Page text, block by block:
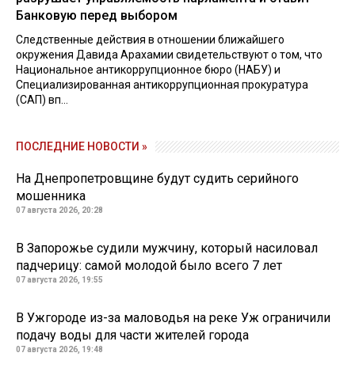
Банковую перед выбором
Следственные действия в отношении ближайшего
окружения Давида Арахамии свидетельствуют о том, что
Национальное антикоррупционное бюро (НАБУ) и
Специализированная антикоррупционная прокуратура
(САП) вп...
ПОСЛЕДНИЕ НОВОСТИ »
На Днепропетровщине будут судить серийного
мошенника
07 августа 2026, 20:28
В Запорожье судили мужчину, который насиловал
падчерицу: самой молодой было всего 7 лет
07 августа 2026, 19:55
В Ужгороде из-за маловодья на реке Уж ограничили
подачу воды для части жителей города
07 августа 2026, 19:48